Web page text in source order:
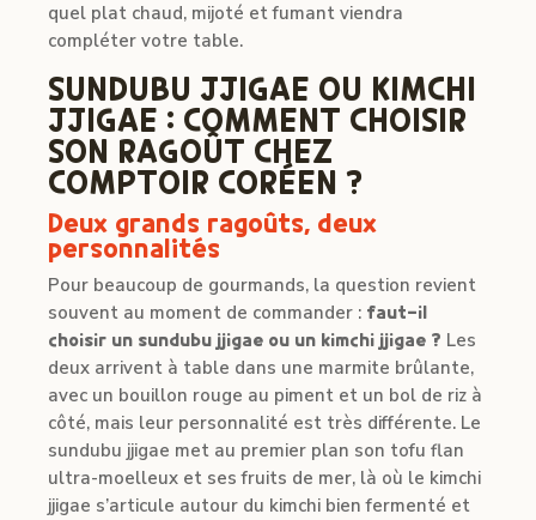
quel plat chaud, mijoté et fumant viendra
compléter votre table.
SUNDUBU JJIGAE OU KIMCHI
JJIGAE : COMMENT CHOISIR
SON RAGOÛT CHEZ
COMPTOIR CORÉEN ?
Deux grands ragoûts, deux
personnalités
Pour beaucoup de gourmands, la question revient
souvent au moment de commander : faut-il
choisir un sundubu jjigae ou un kimchi jjigae ? Les
deux arrivent à table dans une marmite brûlante,
avec un bouillon rouge au piment et un bol de riz à
côté, mais leur personnalité est très différente. Le
sundubu jjigae met au premier plan son tofu flan
ultra-moelleux et ses fruits de mer, là où le kimchi
jjigae s’articule autour du kimchi bien fermenté et